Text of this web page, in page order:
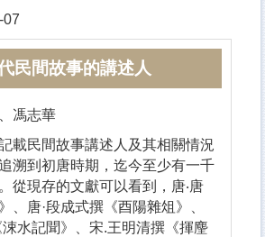
07
民間故事的講述人
馮志華
載民間故事講述人及其相關情況
溯到初唐時期，迄今至少有一千
從現存的文獻可以看到，唐‧唐
、唐·段成式撰《酉陽雜俎》、
涑水記聞》、宋.王明清撰《揮麈